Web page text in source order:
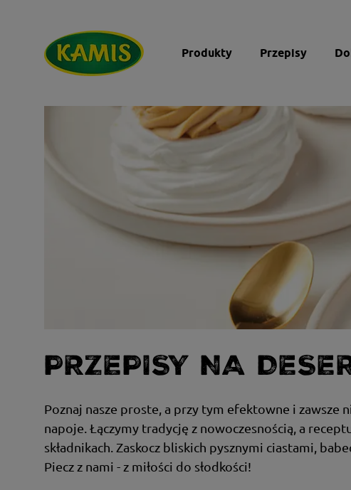
Produkty Przepisy
PRZEPISY NA
Poznaj nasze proste, a przy tym efektowne i zawsze
napoje. Łączymy tradycję z nowoczesnością, a
składnikach. Zaskocz bliskich pysznymi ciastami,
Piecz z nami - z miłości do słodkości!